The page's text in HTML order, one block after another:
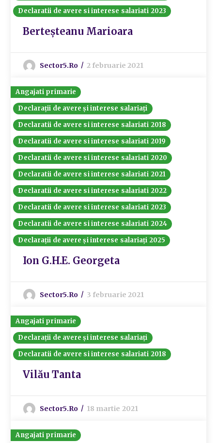
Declaratii de avere si interese salariati 2023
Berteșteanu Marioara
Sector5.ro 2 februarie 2021
Angajati primarie
Declarații de avere și interese salariați
Declaratii de avere si interese salariati 2018
Declaratii de avere si interese salariati 2019
Declaratii de avere si interese salariati 2020
Declaratii de avere si interese salariati 2021
Declaratii de avere si interese salariati 2022
Declaratii de avere si interese salariati 2023
Declaratii de avere si interese salariati 2024
Declarații de avere și interese salariați 2025
Ion G.H.E. Georgeta
Sector5.ro 3 februarie 2021
Angajati primarie
Declarații de avere și interese salariați
Declaratii de avere si interese salariati 2018
Vilău Tanta
Sector5.ro 18 martie 2021
Angajati primarie